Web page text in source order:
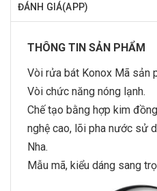
ĐÁNH GIÁ(APP)
THÔNG TIN SẢN PHẨM
Vòi rửa bát Konox Mã sản
Vòi chức năng nóng lạnh.
Chế tạo bằng hợp kim
nghệ cao, lõi pha nước sử
Nha.
Mẫu mã, kiểu dáng sang